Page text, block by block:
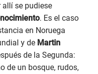
allí se pudiese
. Es el caso
en Noruega
y de Martin
de la Segunda:
de un bosque, rudos,